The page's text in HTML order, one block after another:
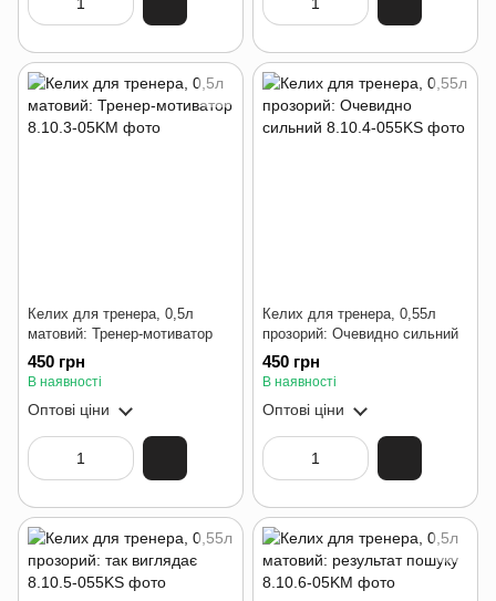
Келих для тренера, 0,5л
матовий: Тренер-мотиватор
450 грн
В наявності
Оптові ціни
Келих для тренера, 0,55л
прозорий: Очевидно сильний
450 грн
В наявності
Оптові ціни